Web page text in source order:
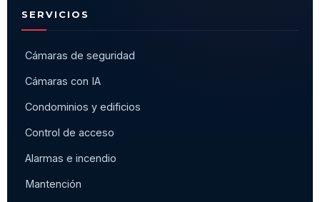
SERVICIOS
Cámaras de seguridad
Cámaras con IA
Condominios y edificios
Control de acceso
Alarmas e incendio
Mantención